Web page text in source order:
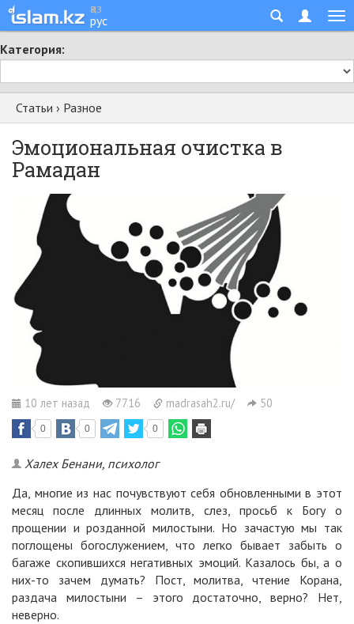
қаз
рус
Категория:
Статьи › Разное
Эмоциональная очистка в
Рамадан
10 лет назад 7716 madrasah2.ru/ 50
0 0 0
Халех Бенани, психолог
Да, многие из нас почувствуют себя обновленными в этот
месяц после длинных молитв, слез, просьб к Богу о
прощении и розданной милостыни. Но зачастую мы так
поглощены богослужением, что легко бывает забыть о
багаже скопившихся негативных эмоций. Казалось бы, а о
них-то зачем думать? Пост, молитва, чтение Корана,
раздача милостыни – этого достаточно, верно? Нет,
неверно.